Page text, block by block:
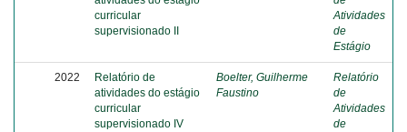
curricular
supervisionado II
Atividades
de
Estágio
2022
Relatório de
atividades do estágio
curricular
supervisionado IV
Boelter, Guilherme
Faustino
Relatório
de
Atividades
de